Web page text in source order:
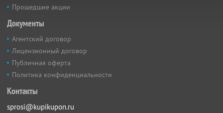
Прошедшие акции
Документы
Агентский договор
Лицензионный договор
Публичная оферта
Политика конфиденциальности
Контакты
sprosi@kupikupon.ru